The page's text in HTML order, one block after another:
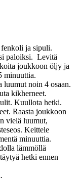
ja sipuli.
paloiksi. Levitä
joukkoon öljy ja
minuuttia.
luumut noin 4 osaan.
kikherneet.
Kuullota hetki.
Raasta joukkoon
vielä luumut,
Keittele
minuuttia.
lämmöllä
hetki ennen